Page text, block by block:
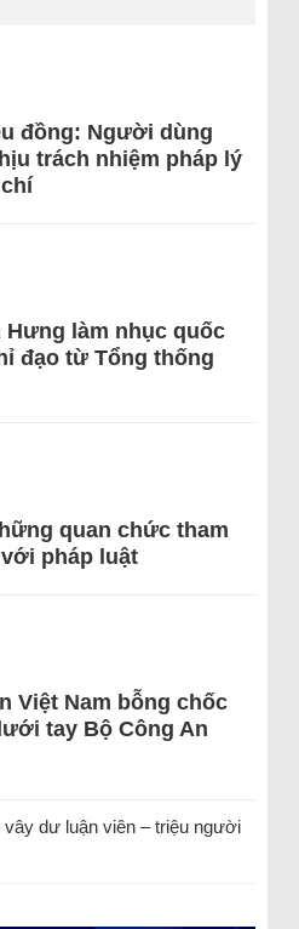
đồng: Người dùng
trách nhiệm pháp lý
làm nhục quốc
đạo từ Tổng thống
quan chức tham
pháp luật
Việt Nam bỗng chốc
tay Bộ Công An
vây dư luận viên – triệu người